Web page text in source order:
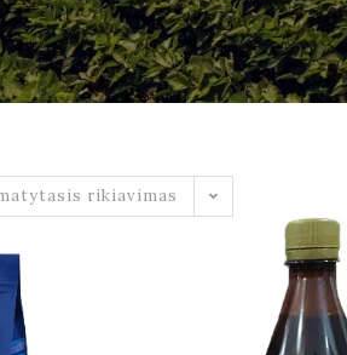
rikiavimas